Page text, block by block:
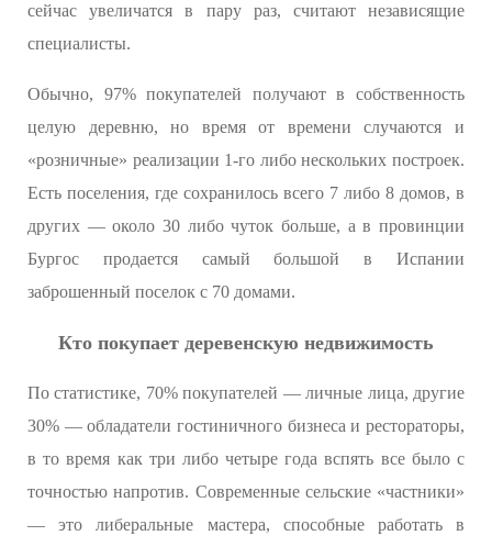
сейчас увеличатся в пару раз, считают независящие
специалисты.
Обычно, 97% покупателей получают в собственность
целую деревню, но время от времени случаются и
«розничные» реализации 1-го либо нескольких построек.
Есть поселения, где сохранилось всего 7 либо 8 домов, в
других — около 30 либо чуток больше, а в провинции
Бургос продается самый большой в Испании
заброшенный поселок с 70 домами.
Кто покупает деревенскую недвижимость
По статистике, 70% покупателей — личные лица, другие
30% — обладатели гостиничного бизнеса и рестораторы,
в то время как три либо четыре года вспять все было с
точностью напротив. Современные сельские «частники»
— это либеральные мастера, способные работать в